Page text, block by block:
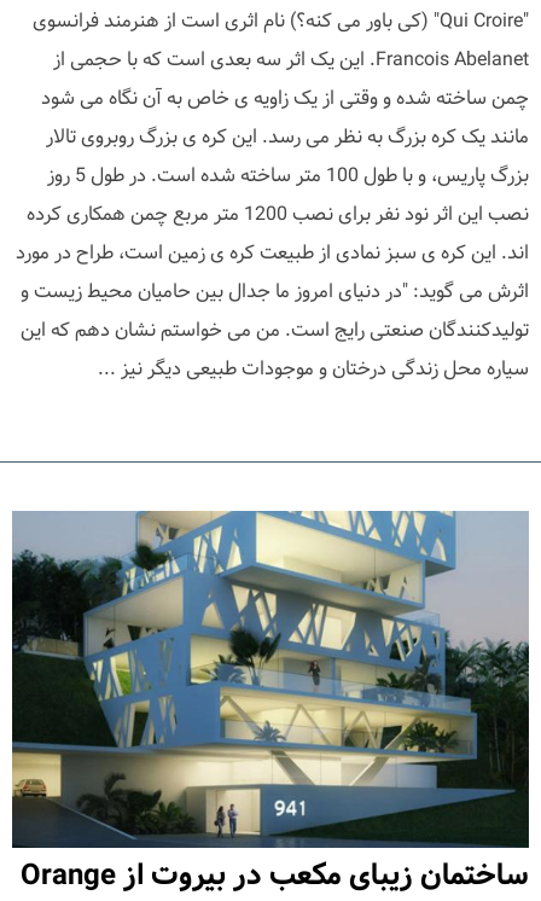
"Qui Croire" (کی باور می کنه؟) نام اثری است از هنرمند فرانسوی
Francois Abelanet. این یک اثر سه بعدی است که با حجمی از
چمن ساخته شده و وقتی از یک زاویه ی خاص به آن نگاه می شود
مانند یک کره بزرگ به نظر می رسد. این کره ی بزرگ روبروی تالار
بزرگ پاریس، و با طول 100 متر ساخته شده است. در طول 5 روز
نصب این اثر نود نفر برای نصب 1200 متر مربع چمن همکاری کرده
اند. این کره ی سبز نمادی از طبیعت کره ی زمین است، طراح در مورد
اثرش می گوید: "در دنیای امروز ما جدال بین حامیان محیط زیست و
تولیدکنندگان صنعتی رایج است. من می خواستم نشان دهم که این
سیاره محل زندگی درختان و موجودات طبیعی دیگر نیز ...
ساختمان زیبای مکعب در بیروت از Orange